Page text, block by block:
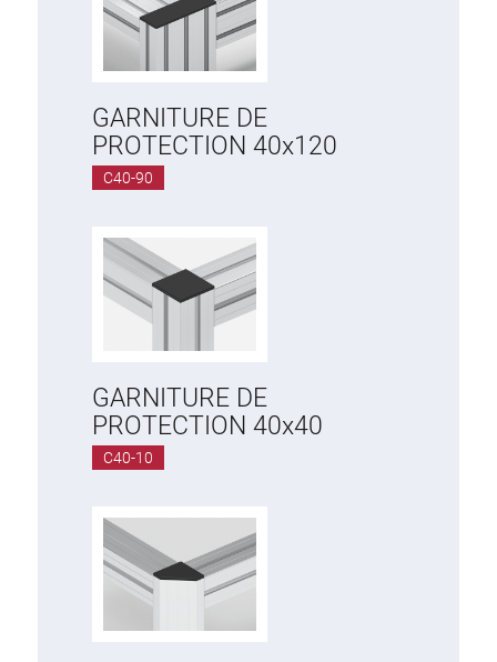
GARNITURE DE
PROTECTION 40x120
C40-90
GARNITURE DE
PROTECTION 40x40
C40-10